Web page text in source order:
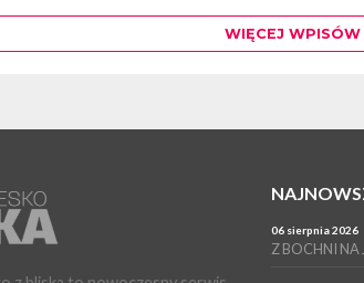
WIĘCEJ WPISÓW
06 sierpnia 2026
Z BOCHNI